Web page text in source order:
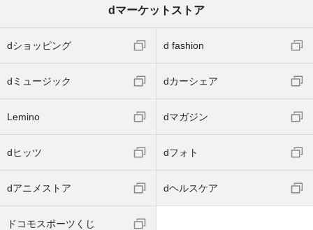
dマーケットストア
dショッピング d fashion
dミュージック dカーシェア
Lemino dマガジン
dヒッツ dフォト
dアニメストア dヘルスケア
ドコモスポーツくじ